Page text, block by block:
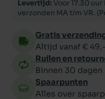
Levertijd: Voor 17.30
verzonden MA t/m VR.
Gratis
Altijd vanaf €
Ruilen en
Binnen 30 dagen
Spaarpunten
Alles over